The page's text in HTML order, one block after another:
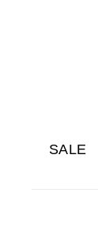
SALE